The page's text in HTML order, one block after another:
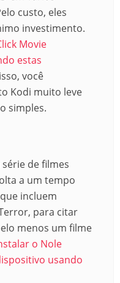
custo, eles
investimento.
Movie
estas
você
Kodi muito leve
simples.
de filmes
a um tempo
incluem
para citar
menos um filme
o Nole
usando